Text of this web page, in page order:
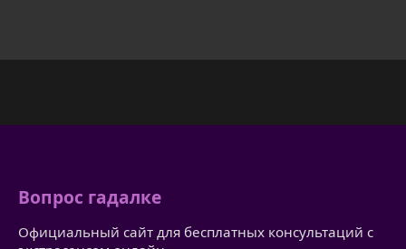
Вопрос гадалке
Официальный сайт для бесплатных консультаций с